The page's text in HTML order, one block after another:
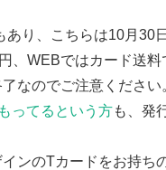
あり、こちらは10月30
、WEBではカード送料
なのでご注意ください
ってるという方も、発
ンのTカードをお持ち